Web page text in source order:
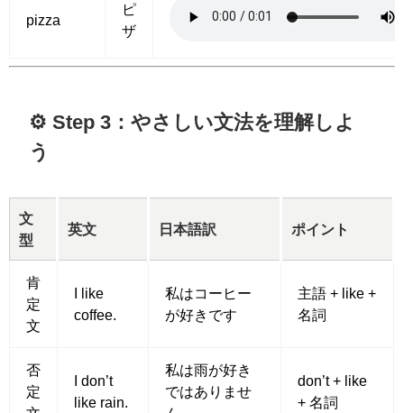
pizza
ピ
ザ
⚙️ Step 3：やさしい文法を理解しよ
う
文
型
英文 日本語訳 ポイント
肯
定
文
I like
coffee.
私はコーヒー
が好きです
主語 + like +
名詞
否
定
I don’t
like rain.
私は雨が好き
ではありませ
don’t + like
+ 名詞